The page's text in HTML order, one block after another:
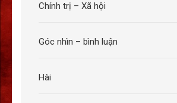
Chính trị – Xã hội
Góc nhìn – bình luận
Hài